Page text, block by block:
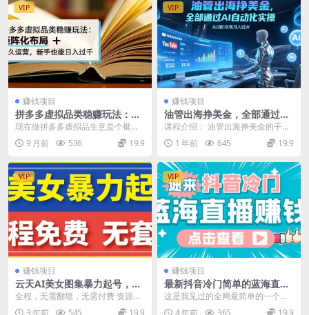
VIP
赚钱项目
拼多多虚拟品类稳赚玩法：矩
阵化布局 + 长久运营，新手也
能日入过千
现在做拼多多虚拟品生意是个挺靠
谱的方向，像各类教程、设计素
材、学习资料，还有卡密...
9 月前 536 19.9
VIP
赚钱项目
油管出海挣美金，全部通过AI
自动化实操，从0到1实现月入
过万
课程介绍： 油管出海挣美金的干货
分享，内容非常硬核，详细讲解如
何用AI工具提效：...
1 年前 645 19.9
VIP
赚钱项目
云天AI美女图集暴力起号，简
单复制操作，7天快速涨粉，
后期可以转带货
全程，无需翻墙，无需付费 资源下
载地址
3 年前 545 19.9
VIP
赚钱项目
最新抖音冷门简单的蓝海直播
赚钱玩法，流量大知道的人
少，可做到全无人直播
这是我见过的全网最简单的一个非
常冷门的直播玩法了。 非常好上
4 年前 365 19.9